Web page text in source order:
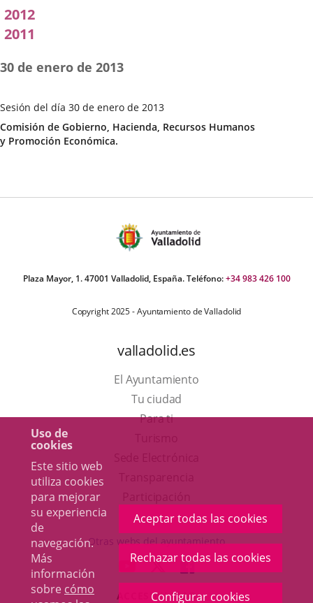
Uso de
cookies
Este sitio web
utiliza cookies
para mejorar
su experiencia
de
navegación.
Más
información
sobre cómo
Aceptar todas las cookies
Rechazar todas las cookies
Configurar cookies
2012
2011
Sesión del día 30 de enero de 2013
Fecha
de
la
30 de enero de 2013
Categoría
Comisión de Gobierno, Hacienda, Recursos Humanos
y Promoción Económica.
Plaza Mayor, 1. 47001 Valladolid, España. Teléfono:+34 983 426 100
Copyright 2025 - Ayuntamiento de Valladolid
valladolid.es
El Ayuntamiento
Tu ciudad
Para ti
en
una
ventana
nueva.
aplicación
externa.
Otras webs del ayuntamiento
ENLACE
A
ENLACE
A
ENLACE
A
ACCESIBILIDAD